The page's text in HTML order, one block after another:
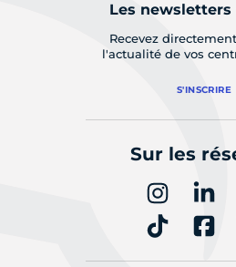
Les newsletters
Recevez
l'actualité de vos
S'INSCRIRE
Sur les